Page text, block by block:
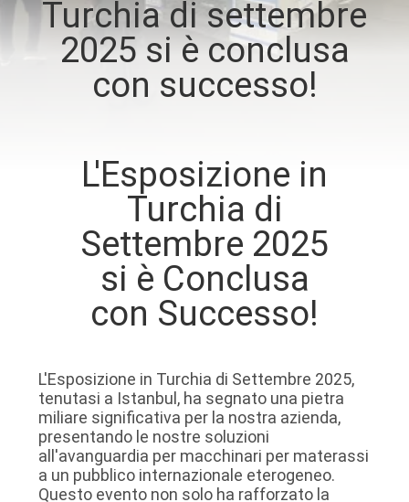
DI
QUALITÀ
CONTATTACI
NOTIZIE
MAPPA
DEL
SITO
Turchia di settembre
2025 si è conclusa
con successo!
L'Esposizione in
Turchia di
Settembre 2025
si è Conclusa
con Successo!
L'Esposizione in Turchia di Settembre 2025,
tenutasi a Istanbul, ha segnato una pietra
miliare significativa per la nostra azienda,
presentando le nostre soluzioni
all'avanguardia per macchinari per materassi
a un pubblico internazionale eterogeneo.
Questo evento non solo ha rafforzato la